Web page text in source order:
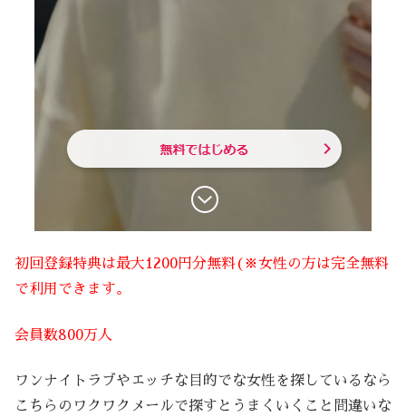
初回登録特典は最大1200円分無料(※女性の方は完全無料
で利用できます。
会員数800万人
ワンナイトラブやエッチな目的でな女性を探しているなら
こちらのワクワクメールで探すとうまくいくこと間違いな